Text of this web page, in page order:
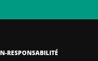
RESPONSABILITÉ